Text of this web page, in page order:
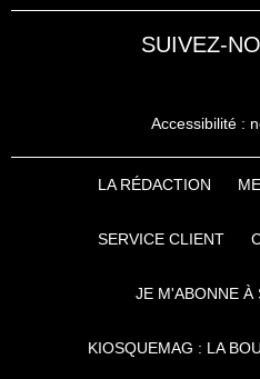
SUIVEZ-
Accessibilité :
LA RÉDACTION
SERVICE CLIENT
JE M'ABONNE À
KIOSQUEMAG : LA